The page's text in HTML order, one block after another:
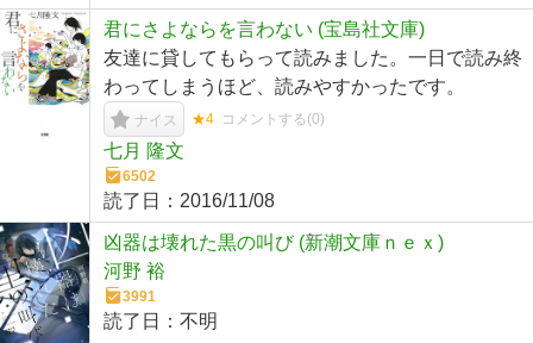
君にさよならを言わない (宝島社文庫)
友達に貸してもらって読みました。一日で読み終
わってしまうほど、読みやすかったです。
ナイス ★4 コメントする(0)
七月 隆文
6502
読了日： 2016/11/08
凶器は壊れた黒の叫び (新潮文庫ｎｅｘ)
河野 裕
3991
読了日： 不明